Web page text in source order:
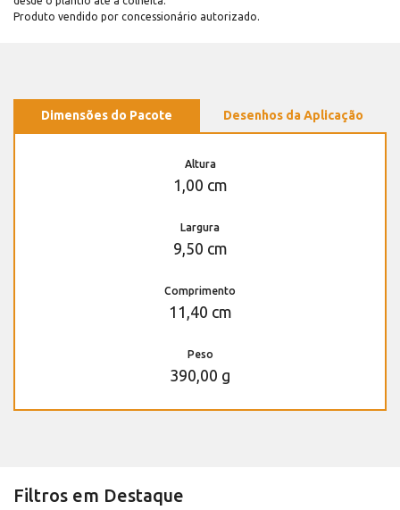
Produto vendido por concessionário autorizado.
Dimensões do Pacote Desenhos da Aplicação
Altura
1,00 cm
Largura
9,50 cm
Comprimento
11,40 cm
Peso
390,00 g
Filtros em Destaque